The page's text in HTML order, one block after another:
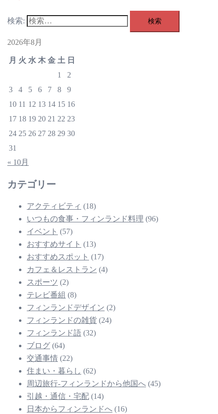
検索:
2026年8月
月 火 水 木 金 土 日
1
2
3
4 5 6 7 8
9
10 11 12 13 14 15 16
17 18 19 20 21 22 23
24 25 26 27 28 29 30
31
« 10月
カテゴリー
アクティビティ (18)
いつもの食事・フィンランド料理 (96)
イベント (57)
おすすめサイト (13)
おすすめスポット (17)
カフェ＆レストラン (4)
スポーツ (2)
テレビ番組 (8)
フィンランドデザイン (2)
フィンランドの雑貨 (24)
フィンランド語 (32)
ブログ (64)
交通事情 (22)
住まい・暮らし (62)
周辺旅行-フィンランドから他国へ (45)
引越・通信・宅配 (14)
日本からフィンランドへ (16)